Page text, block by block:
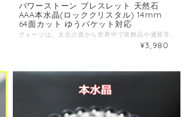
パワーストーン ブレスレット 天然石
AAA本水晶(ロッククリスタル) 14mm
64面カット ゆうパケット対応
クォーツは、太古の昔から世界中で装飾品や通貨等にも使われ、普段の生活には大切な祈祷や儀式など神聖な場所でも用いられ、または、病気治療の際にも用いられたそうです。クォーツ(石英)の中で無色透明なものは、ロッククリスタルと呼ばれています。パワーストーンを代表する万能の石で、あらゆる物事を浄化し良いパワーを増強し幸運を招く石と言われています。 四月の誕生石 石言葉；会心 水晶は日本の【国石】 天然石の意味としては心を清める、潜在能力を発揮させるなどが上げられます。本製品は、上質な本水晶に64面のカットで仕上げミラーボールのようなキラキラなきれいな水晶ブレスです。 サイズ：内周約15cm 17cm 19cm 珠のサイズ：本水晶AAA(ロッククリスタル)・64面カット14mm ボタンカット8ｘ4ｍｍ ※商品の特性上サイズや色、模様は一粒一粒微妙に違っており、またサイズによっても画像の珠数と異なる場合がございますので何卒ご了承ください。お手入れ；使用後は柔らかい布でからぶきをし、ご入浴等でのご使用はお避 けください。 ※商品の特性上サイズや色、模様は一粒一粒微妙に違っており、またサイズによっても画像の珠数と異なる場合がございますので何卒ご了承ください。
¥3,980